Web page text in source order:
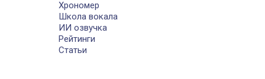
Хрономер
Школа вокала
ИИ озвучка
Рейтинги
Статьи